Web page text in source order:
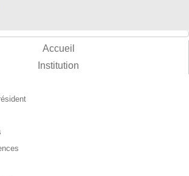
Accueil
Institution